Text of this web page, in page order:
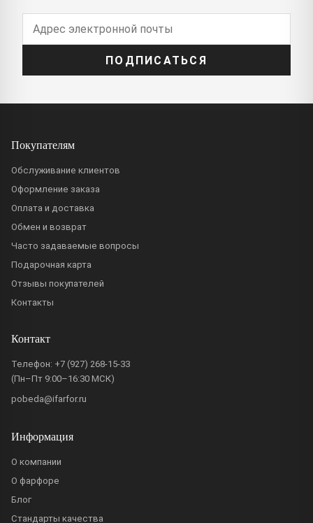
ПОДПИСАТЬСЯ
Покупателям
Обслуживание клиентов
Оформление заказа
Оплата и доставка
Обмен и возврат
Часто задаваемые вопросы
Подарочная карта
Отзывы покупателей
Контакты
Контакт
Телефон: +7 (927) 268-15-33
(Пн–Пт 9:00–16:30 МСК)
pobeda@ifarfor.ru
Информация
О компании
О фарфоре
Блог
Стандарты качества